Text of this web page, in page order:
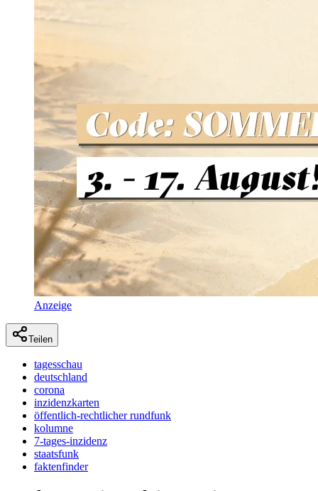
Anzeige
Teilen
tagesschau
deutschland
corona
inzidenzkarten
öffentlich-rechtlicher rundfunk
kolumne
7-tages-inzidenz
staatsfunk
faktenfinder